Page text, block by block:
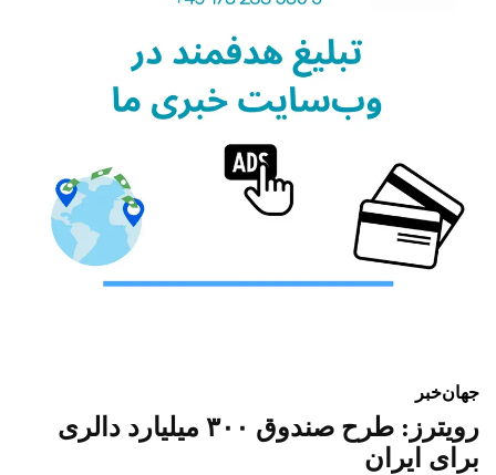
جهانخبر
رویترز: طرح صندوق ۳۰۰ میلیارد دالری
برای ایران